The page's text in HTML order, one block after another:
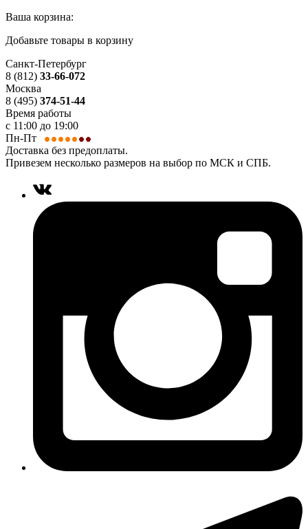
Ваша корзина:
Добавьте товары в корзину
Санкт-Петербург
8 (812) 33-66-072
Москва
8 (495) 374-51-44
Время работы
с 11:00 до 19:00
Пн-Пт
Доставка без предоплаты.
Привезем несколько размеров на выбор по МСК и СПБ.